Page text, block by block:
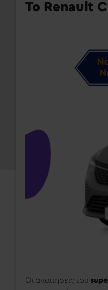
Το Renault
Οι απαιτήσεις του